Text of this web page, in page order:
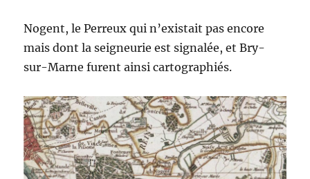
Nogent, le Perreux qui n’existait pas encore
mais dont la seigneurie est signalée, et Bry-
sur-Marne furent ainsi cartographiés.